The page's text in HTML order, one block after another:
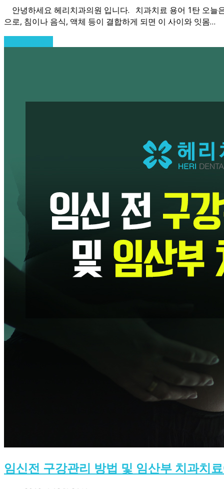
안녕하세요 헤리치과의원 입니다. 치과치료 용어 1탄 오
으로, 침이나 음식, 액체 등이 결합하게 되면 이 사이와 잇몸…
임신전 구강관리 방법 및 임산부 치과치